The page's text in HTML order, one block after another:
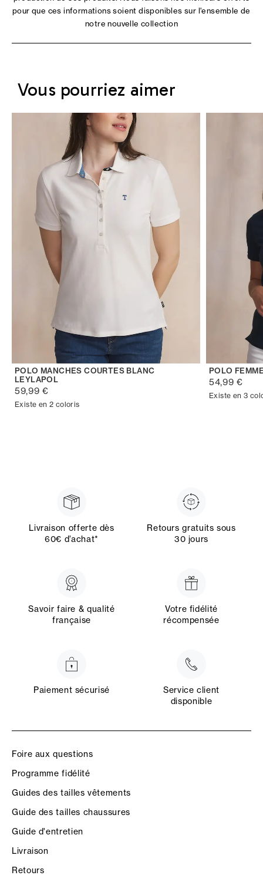
pour que ces informations soient disponibles sur l'ensemble de
notre nouvelle collection
Vous pourriez aimer
POLO MANCHES COURTES BLANC
LEYLAPOL
59,99 €
Existe en 2 coloris
POLO
54,99 €
Existe en 3
Livraison offerte dès
60€ d’achat*
Retours gratuits sous
30 jours
Savoir faire & qualité
française
Votre fidélité
récompensée
Paiement sécurisé
Service client
disponible
Foire aux questions
Programme fidélité
Guides des tailles vêtements
Guide des tailles chaussures
Guide d'entretien
Livraison
Retours